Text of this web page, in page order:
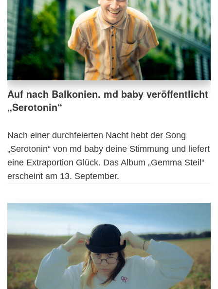
Auf nach Balkonien. md baby veröffentlicht
„Serotonin“
Nach einer durchfeierten Nacht hebt der Song
„Serotonin“ von md baby deine Stimmung und liefert
eine Extraportion Glück. Das Album „Gemma Steil“
erscheint am 13. September.